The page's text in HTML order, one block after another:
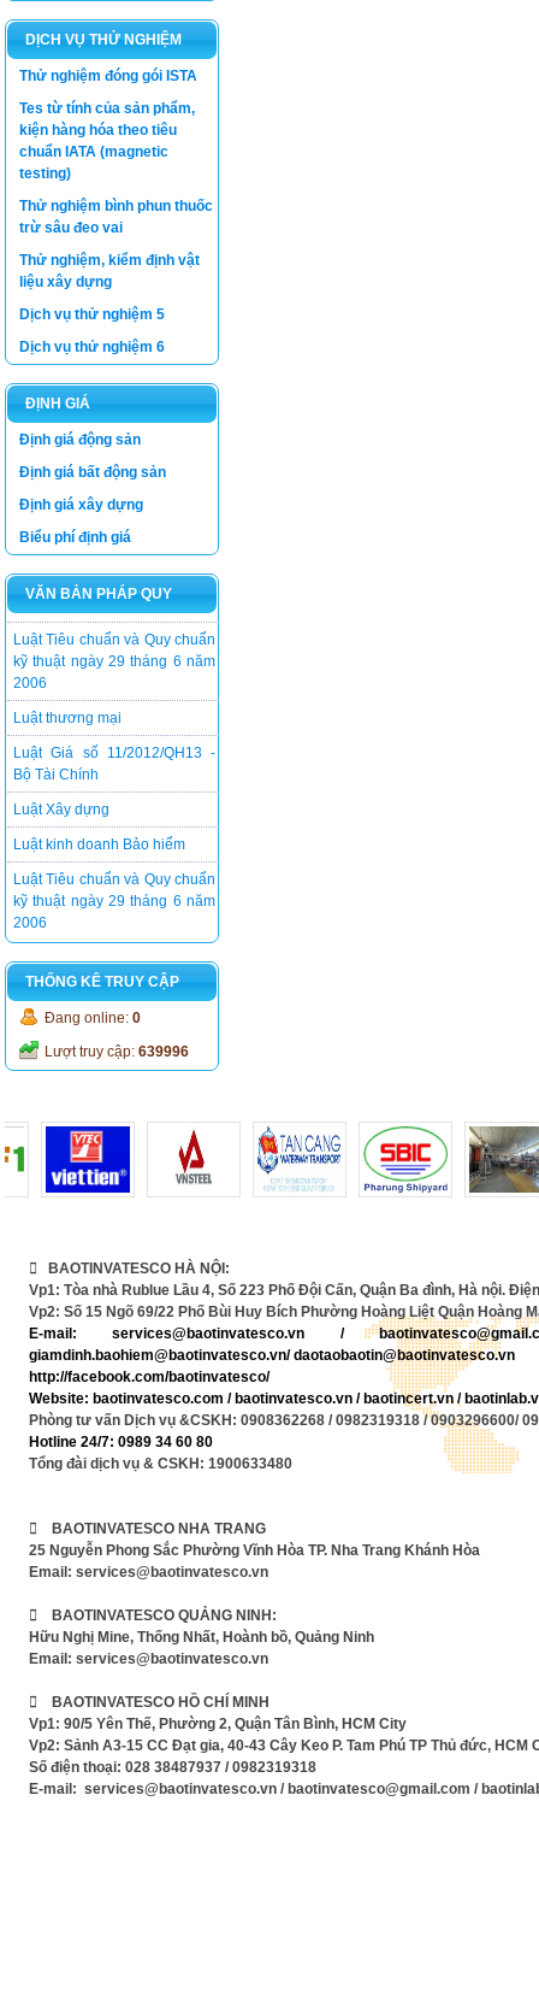
DỊCH VỤ THỬ NGHIỆM
Thử nghiệm đóng gói ISTA
Tes từ tính của sản phẩm,
kiện hàng hóa theo tiêu
chuẩn IATA (magnetic
testing)
Thử nghiệm bình phun thuốc
trừ sâu đeo vai
Thử nghiệm, kiểm định vật
liệu xây dựng
Dịch vụ thử nghiệm 5
Dịch vụ thử nghiệm 6
ĐỊNH GIÁ
Định giá động sản
Định giá bất động sản
Định giá xây dựng
Biểu phí định giá
VĂN BẢN PHÁP QUY
Luật thương mại
Luật Giá số 11/2012/QH13 -
Bộ Tài Chính
Luật Xây dựng
Luật Tiêu chuẩn và Quy chuẩn
kỹ thuật ngày 29 tháng 6 năm
2006
Luật thương mại
Luật Giá số 11/2012/QH13 -
Bộ Tài Chính
Luật Xây dựng
Luật kinh doanh Bảo hiểm
Luật Tiêu chuẩn và Quy chuẩn
kỹ thuật ngày 29 tháng 6 năm
2006
THỐNG KÊ TRUY CẬP
Đang online: 0
Lượt truy cập: 639996
 BAOTINVATESCO HÀ NỘI:
Vp1: Tòa nhà Rublue Lầu 4, Số 223 Phố Đội Cấn, Quận Ba đình, Hà nội.
Vp2: Số 15 Ngõ 69/22 Phố Bùi Huy Bích Phường Hoàng Liệt Quận Hoàng
E-mail:services@baotinvatesco.vn /
giamdinh.baohiem@baotinvatesco.vn/ daotaobaotin@baotinvatesco.vn
http://facebook.com/baotinvatesco/
Website: baotinvatesco.com / baotinvatesco.vn /baotincert.vn /
Phòng tư vấn Dịch vụ &CSKH: 0908362268 / 0982319318 / 0903296600/
Hotline 24/7: 0989 34 60 80
Tổng đài dịch vụ & CSKH: 1900633480
 BAOTINVATESCO NHA TRANG
25 Nguyễn Phong Sắc Phường Vĩnh Hòa TP. Nha Trang Khánh Hòa
Email: services@baotinvatesco.vn
 BAOTINVATESCO QUẢNG NINH:
Hữu Nghị Mine, Thống Nhất, Hoành bồ, Quảng Ninh
Email: services@baotinvatesco.vn
 BAOTINVATESCO HỒ CHÍ MINH
Vp1: 90/5 Yên Thế, Phường 2, Quận Tân Bình, HCM City
Vp2: Sảnh A3-15 CC Đạt gia, 40-43 Cây Keo P. Tam Phú TP Thủ đức, HCM
Số điện thoại: 028 38487937 / 0982319318
E-mail: services@baotinvatesco.vn / baotinvatesco@gmail.com /